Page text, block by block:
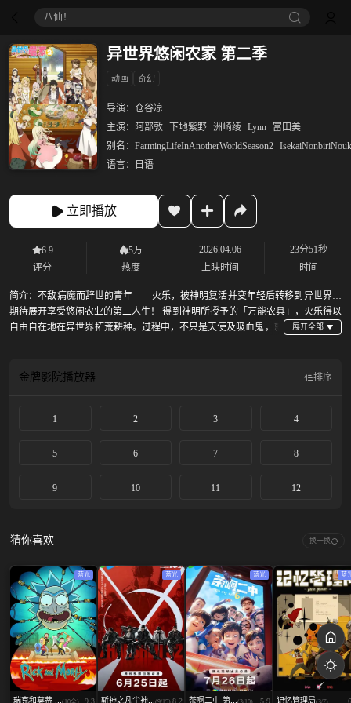
八仙！
异世界悠闲农家 第二季
动画 奇幻
导演： 仓谷凉一
主演：
阿部敦 下地紫野 洲崎绫 Lynn
富田美
别名： FarmingLifeInAnotherWorldSeason2
语言：
日语
立即播放
6.9
评分
5万
热度
2026.04.06
上映时间
23分51秒
时间
简介：不敌病魔而辞世的青年——火乐，被神明复活并变年轻后转移到异世界，
期待展开享受悠闲农业的第二人生！ 得到神明所授予的「万能农具」，火乐得以
自由自在地在异世界拓荒耕种。过程中，不只是天使及吸血鬼，就
金牌影院播放器 排序
1 2 3 4
5 6 7 8
9 10 11 12
猜你喜欢 换一换
蓝光
瑞克和莫蒂 ... 9.3
蓝光
斩神之凡尘神... 8.2
蓝光
茶啊二中 第... 5.9
蓝
记忆管理局